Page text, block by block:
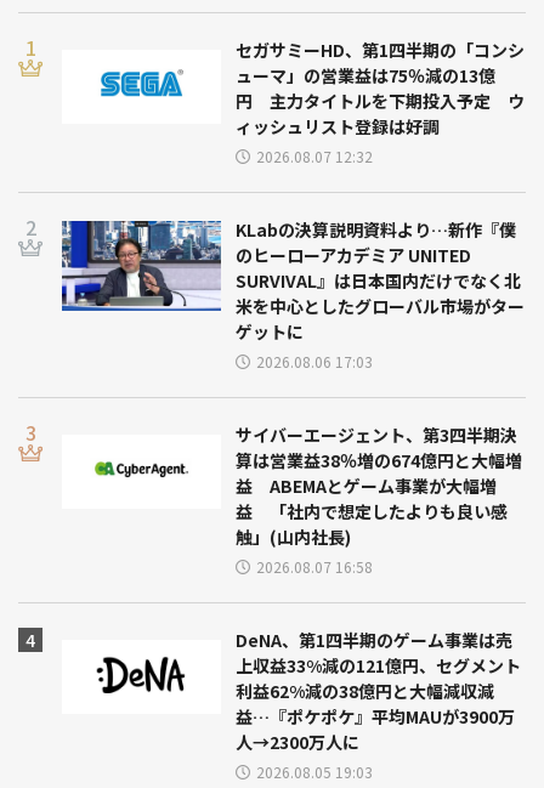
セガサミーHD、第1四半期の「コンシ
ューマ」の営業益は75％減の13億
円 主力タイトルを下期投入予定 ウ
ィッシュリスト登録は好調
2026.08.07 12:32
KLabの決算説明資料より…新作『僕
のヒーローアカデミア UNITED
SURVIVAL』は日本国内だけでなく北
米を中心としたグローバル市場がター
ゲットに
2026.08.06 17:03
サイバーエージェント、第3四半期決
算は営業益38％増の674億円と大幅増
益 ABEMAとゲーム事業が大幅増
益 「社内で想定したよりも良い感
触」(山内社長)
2026.08.07 16:58
DeNA、第1四半期のゲーム事業は売
上収益33%減の121億円、セグメント
利益62%減の38億円と大幅減収減
益…『ポケポケ』平均MAUが3900万
人→2300万人に
2026.08.05 19:03